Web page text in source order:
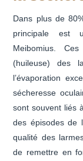
Dans plus de
principale est
Meibomius.
(huileuse) des
l’évaporation
sécheresse
sont souvent liés
des épisodes de
qualité des
de remettre en